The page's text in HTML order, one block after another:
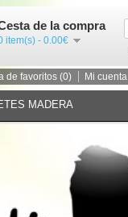
de la compra
item(s) - 0.00€
de favoritos (0) Mi cuenta
MADERA